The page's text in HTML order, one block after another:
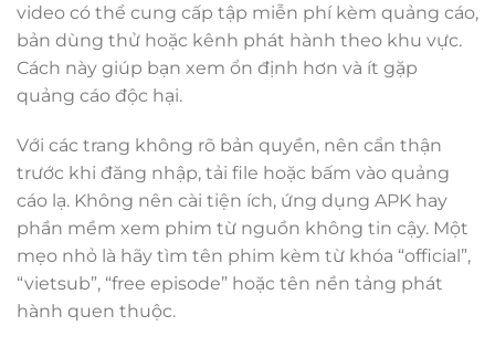
video có thể cung cấp tập miễn phí kèm quảng cáo,
bản dùng thử hoặc kênh phát hành theo khu vực.
Cách này giúp bạn xem ổn định hơn và ít gặp
quảng cáo độc hại.
Với các trang không rõ bản quyền, nên cẩn thận
trước khi đăng nhập, tải file hoặc bấm vào quảng
cáo lạ. Không nên cài tiện ích, ứng dụng APK hay
phần mềm xem phim từ nguồn không tin cậy. Một
mẹo nhỏ là hãy tìm tên phim kèm từ khóa “official”,
“vietsub”, “free episode” hoặc tên nền tảng phát
hành quen thuộc.